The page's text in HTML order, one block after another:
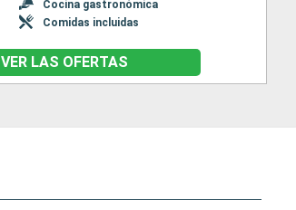
Cocina gastronómica
Comidas incluidas
VER LAS OFERTAS